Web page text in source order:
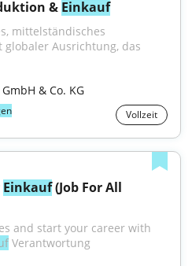
& Einkauf
mittelständisches
Ausrichtung, das
& Co. KG
Vollzeit
Einkauf (Job For All
and start your career with
Verantwortung